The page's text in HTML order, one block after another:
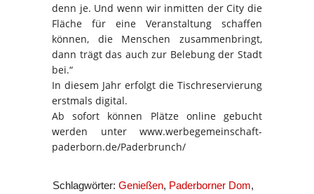
denn je. Und wenn wir inmitten der City die
Fläche für eine Veranstaltung schaffen
können, die Menschen zusammenbringt,
dann trägt das auch zur Belebung der Stadt
bei.“
In diesem Jahr erfolgt die Tischreservierung
erstmals digital.
Ab sofort können Plätze online gebucht
werden unter www.werbegemeinschaft-
paderborn.de/Paderbrunch/
Schlagwörter: Genießen, Paderborner Dom,